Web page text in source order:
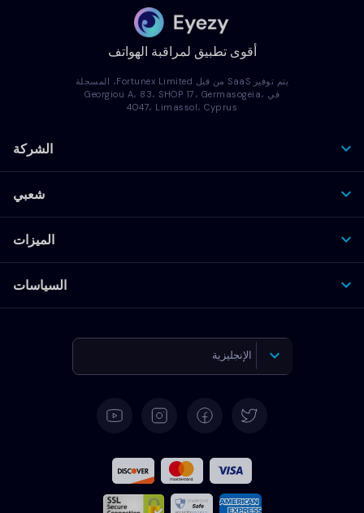
أقوى تطبيق لمراقبة الهواتف
يتم توفير SaaS من قبل Fortunex Limited، المسجلة
في Georgiou A، 83، SHOP 17، Germasogeia،
4047، Limassol، Cyprus
الشركة
شعبي
الميزات
السياسات
الإنجليزية
الفرنسية